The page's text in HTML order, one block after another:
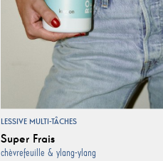
LESSIVE MULTI-TÂCHES
Super Frais
chèvrefeuille & ylang-ylang